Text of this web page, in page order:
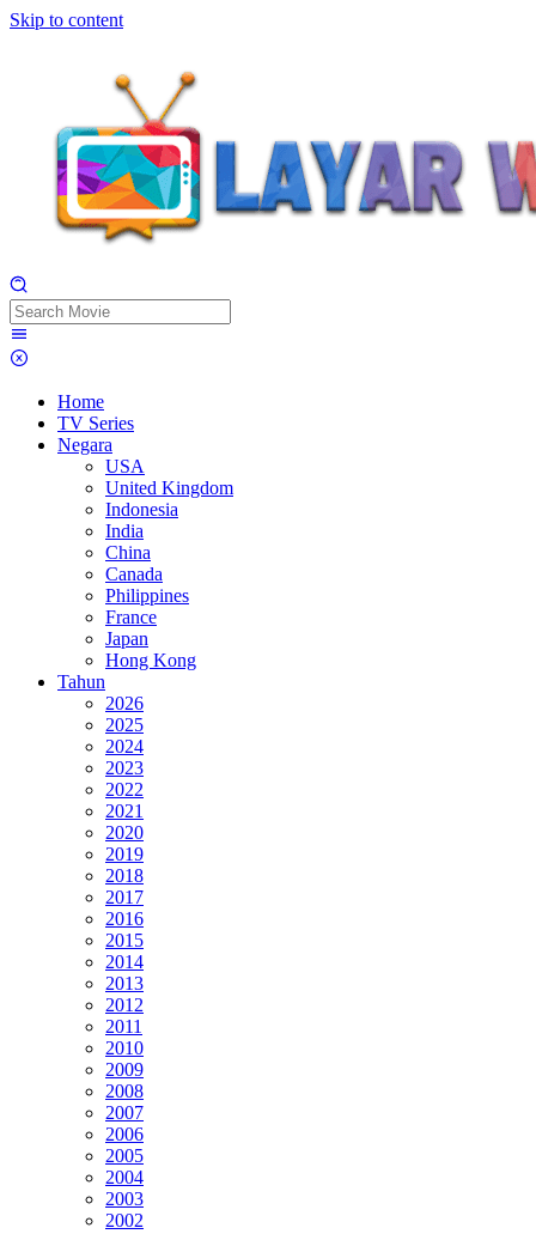
Skip to content
Home
TV Series
Negara
USA
United Kingdom
Indonesia
India
China
Canada
Philippines
France
Japan
Hong Kong
Tahun
2026
2025
2024
2023
2022
2021
2020
2019
2018
2017
2016
2015
2014
2013
2012
2011
2010
2009
2008
2007
2006
2005
2004
2003
2002